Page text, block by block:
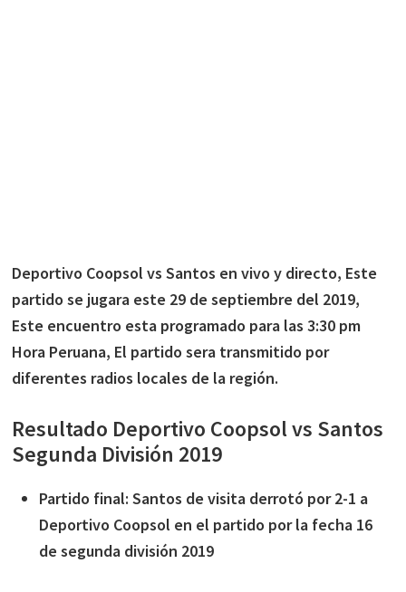
Deportivo Coopsol vs Santos en vivo y directo, Este
partido se jugara este 29 de septiembre del 2019,
Este encuentro esta programado para las 3:30 pm
Hora Peruana, El partido sera transmitido por
diferentes radios locales de la región.
Resultado Deportivo Coopsol vs Santos
Segunda División 2019
Partido final: Santos de visita derrotó por 2-1 a
Deportivo Coopsol en el partido por la fecha 16
de segunda división 2019